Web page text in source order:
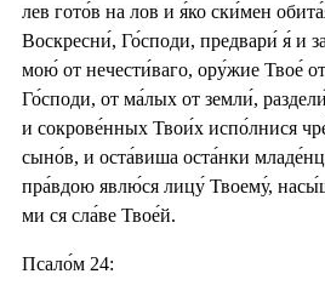
лев гото́в на лов и я́ко ски́мен
Воскресни́, Го́споди, предвари́ я́ и
мою́ от нечести́ваго, ору́жие Твое́
Го́споди, от ма́лых от земли́,
и сокрове́нных Твои́х испо́лнися
сыно́в, и оста́виша оста́нки
пра́вдою явлю́ся лицу́ Твоему́,
ми ся сла́ве Твое́й.
Псало́м 24: